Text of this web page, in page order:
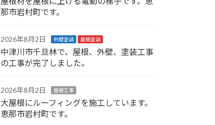
那市岩村町です。
2026年8月2日 外壁塗装 屋根塗装
中津川市千旦林で、屋根、外壁、塗装工事
の工事が完了しました。
2026年8月2日 屋根工事
大屋根にルーフィングを施工しています。
恵那市岩村町です。